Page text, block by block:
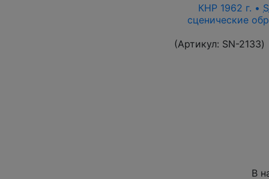
КНР 1962 г. •
сценические
(Артикул: SN-2133)
В